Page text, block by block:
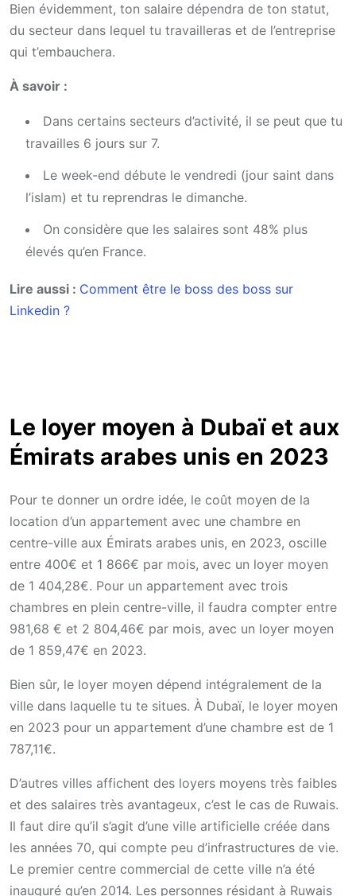
Bien évidemment, ton salaire dépendra de ton statut,
du secteur dans lequel tu travailleras et de l’entreprise
qui t’embauchera.
À savoir :
Dans certains secteurs d’activité, il se peut que tu
travailles 6 jours sur 7.
Le week-end débute le vendredi (jour saint dans
l’islam) et tu reprendras le dimanche.
On considère que les salaires sont 48% plus
élevés qu’en France.
Lire aussi : Comment être le boss des boss sur
Linkedin ?
Le loyer moyen à Dubaï et aux
Émirats arabes unis en 2023
Pour te donner un ordre idée, le coût moyen de la
location d’un appartement avec une chambre en
centre-ville aux Émirats arabes unis, en 2023, oscille
entre 400€ et 1 866€ par mois, avec un loyer moyen
de 1 404,28€. Pour un appartement avec trois
chambres en plein centre-ville, il faudra compter entre
981,68 € et 2 804,46€ par mois, avec un loyer moyen
de 1 859,47€ en 2023.
Bien sûr, le loyer moyen dépend intégralement de la
ville dans laquelle tu te situes. À Dubaï, le loyer moyen
en 2023 pour un appartement d’une chambre est de 1
787,11€.
D’autres villes affichent des loyers moyens très faibles
et des salaires très avantageux, c’est le cas de Ruwais.
Il faut dire qu’il s’agit d’une ville artificielle créée dans
les années 70, qui compte peu d’infrastructures de vie.
Le premier centre commercial de cette ville n’a été
inauguré qu’en 2014. Les personnes résidant à Ruwais